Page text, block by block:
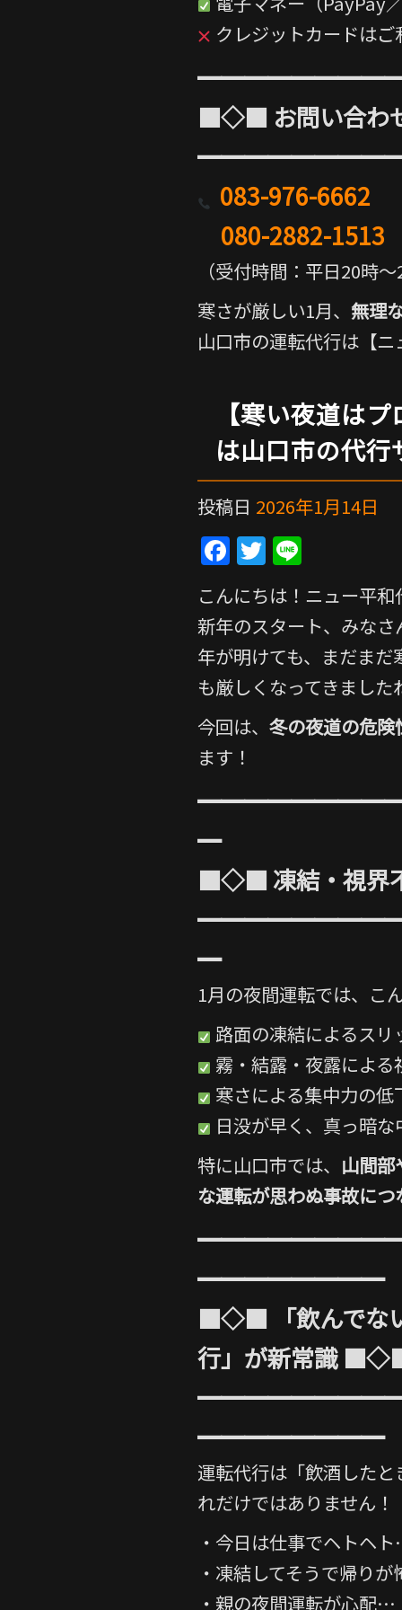
クレジットカードは
■◇■ お問い合わ
083-976-6662
080-2882-1513
（受付時間：平日20時
寒さが厳しい1月、 無理
山口市の運転代行は【
【寒い夜道は
は山口市の代
投稿日 2026年1月14日
F
a
c
e
b
o
o
k
T
w
itt
er
n
e
こんにちは！ニュー平
新年のスタート、みな
年が明けても、まだま
も厳しくなってきました
今回は、 冬の夜道の危
ます！
━
■◇■ 凍結・視界
━
1月の夜間運転では、こ
路面の凍結によるスリ
霧・結露・夜露による
寒さによる集中力の低
日没が早く、真っ暗
特に山口市では、 山間部
な運転が思わぬ事故に
━━━━━━━━
■◇■ 「飲んでな
行」が新常識
━━━━━━━━
運転代行は「飲酒した
れだけではありません！
・今日は仕事でヘトヘ
・凍結してそうで帰り
・親の夜間運転が心配…